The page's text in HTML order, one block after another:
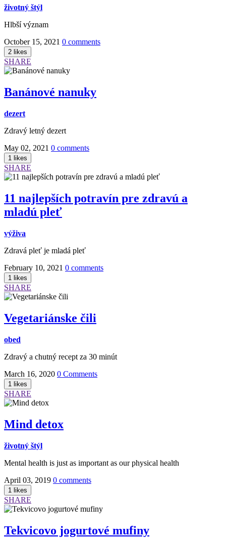
životný štýl
Hlbší význam
October 15, 2021 0 comments
SHARE
Banánové nanuky
dezert
Zdravý letný dezert
May 02, 2021 0 comments
SHARE
11 najlepších potravín pre zdravú a
mladú pleť
výživa
Zdravá pleť je mladá pleť
February 10, 2021 0 comments
SHARE
Vegetariánske čili
obed
Zdravý a chutný recept za 30 minút
March 16, 2020 0 Comments
SHARE
Mind detox
životný štýl
Mental health is just as important as our physical health
April 03, 2019 0 comments
SHARE
Tekvicovo jogurtové mufiny